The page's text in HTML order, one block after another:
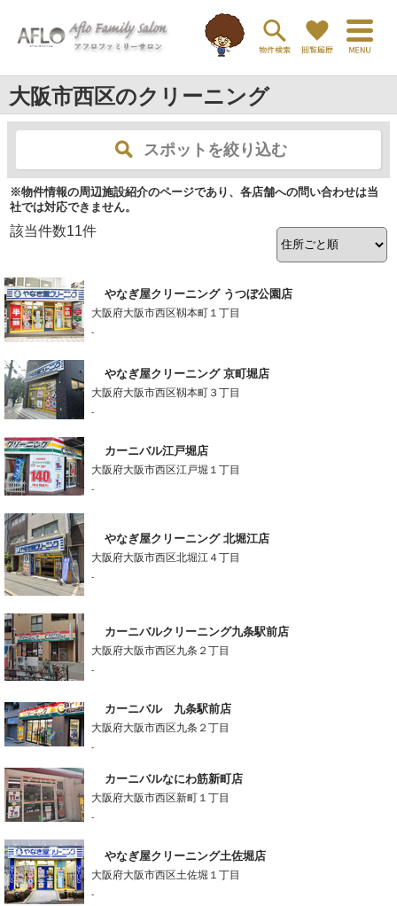
大阪市西区のクリーニング
スポットを絞り込む
※物件情報の周辺施設紹介のページであり、各店舗への問い合わせは当
社では対応できません。
該当件数11件
やなぎ屋クリーニング うつぼ公園店
大阪府大阪市西区靱本町１丁目
-
やなぎ屋クリーニング 京町堀店
大阪府大阪市西区靱本町３丁目
-
カーニバル江戸堀店
大阪府大阪市西区江戸堀１丁目
-
やなぎ屋クリーニング 北堀江店
大阪府大阪市西区北堀江４丁目
-
カーニバルクリーニング九条駅前店
大阪府大阪市西区九条２丁目
-
カーニバル 九条駅前店
大阪府大阪市西区九条２丁目
-
カーニバルなにわ筋新町店
大阪府大阪市西区新町１丁目
-
やなぎ屋クリーニング土佐堀店
大阪府大阪市西区土佐堀１丁目
-